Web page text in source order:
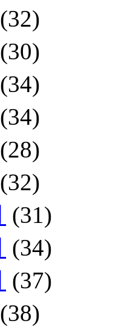
(32)
(30)
(34)
(34)
(28)
(32)
(31)
(34)
(37)
(38)